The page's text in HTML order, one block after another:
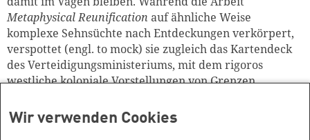
Metaphysical Reunification auf ähnliche Weise
komplexe Sehnsüchte nach Entdeckungen verkörpert,
verspottet (engl. to mock) sie zugleich das Kartendeck
des Verteidigungsministeriums, mit dem rigoros
westliche koloniale Vorstellungen von Grenzen,
Eigentum geltend gemacht werden.
Wir verwenden Cookies